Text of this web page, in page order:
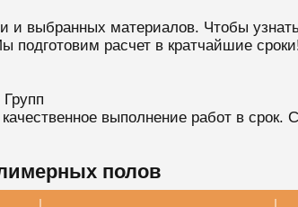
и выбранных материалов. Чтобы
подготовим расчет в кратчайшие
выполнение работ в срок.
полов